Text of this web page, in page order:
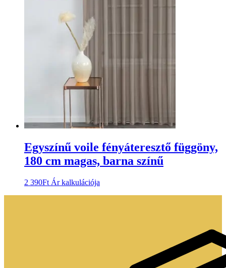
Egyszínű voile fényáteresztő függöny,
180 cm magas, barna színű
2 390Ft Ár kalkulációja